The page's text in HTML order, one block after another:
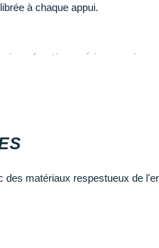
à chaque appui.
(partie supérieure qui
les pieds au frais pendant
extérieure
stabilité sur route et sols lisses,
des matériaux respestueux de